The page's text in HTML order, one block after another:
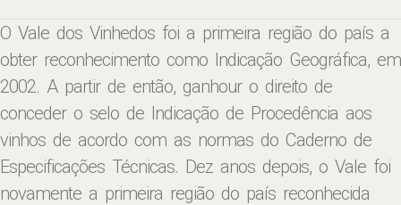
O Vale dos Vinhedos foi a primeira região do país a
obter reconhecimento como Indicação Geográfica, em
2002. A partir de então, ganhour o direito de
conceder o selo de Indicação de Procedência aos
vinhos de acordo com as normas do Caderno de
Especificações Técnicas. Dez anos depois, o Vale foi
novamente a primeira região do país reconhecida